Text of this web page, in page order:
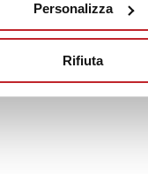
Personalizza
Rifiuta